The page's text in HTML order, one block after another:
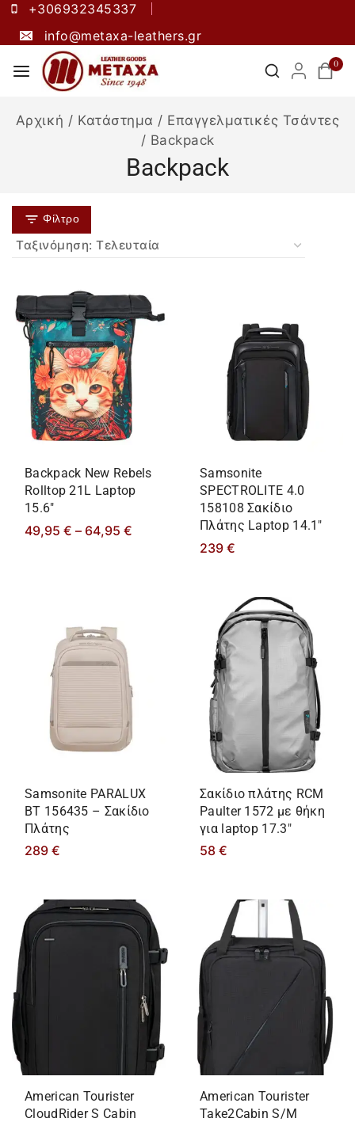
+306932345337
info@metaxa-leathers.gr
0
Αρχική / Κατάστημα / Επαγγελματικές Τσάντες
/ Backpack
Backpack
Φίλτρο
Backpack New Rebels
Rolltop 21L Laptop
15.6″
49,95 € – 64,95 €
Samsonite
SPECTROLITE 4.0
158108 Σακίδιο
Πλάτης Laptop 14.1″
239 €
Samsonite PARALUX
BT 156435 – Σακίδιο
Πλάτης
289 €
Σακίδιο πλάτης RCM
Paulter 1572 με θήκη
για laptop 17.3″
58 €
American Tourister
CloudRider S Cabin
American Tourister
Take2Cabin S/M